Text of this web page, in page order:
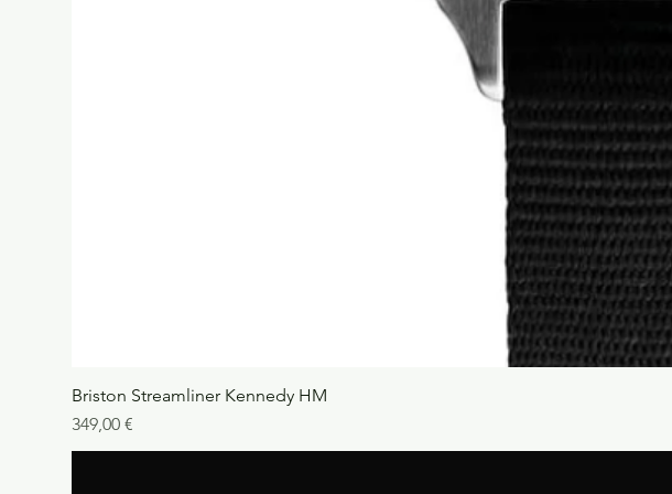
Briston Streamliner Kennedy HM
Precio
349,00 €